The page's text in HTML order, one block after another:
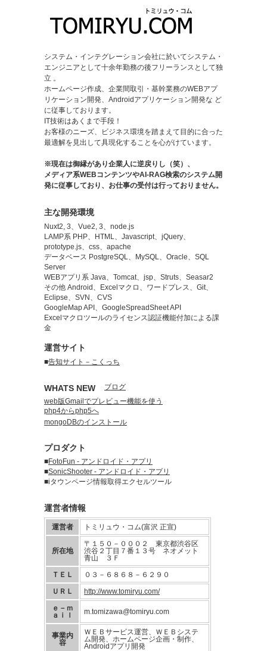
システム・インテグレーション会社に於いてシステム・
エンジニアとして十余年勤務の後フリーランスとして独
立 。
ホームページ作成、企業間取引・基幹業務のWEBアプ
リケーション開発、Androidアプリケーション開発な ど
に従事しております。
IT技術はあくまで手段！
お客様のニーズ、ビジネス環境を踏まえて目的に合った
最適解を見出して具現化することを心がけています。
※現在は御縁があり企業人に逆戻りし（笑）、
メディア系WEBコンテンツやAI-RAG検索のシステム開
発に従事しており、お仕事の受付は行っておりません。
主な開発環境
Nuxt2, 3、Vue2, 3、node.js
LAMP系 PHP、HTML、Javascript、jQuery、
prototype.js、css、apache
データベース PostgreSQL、MySQL、Oracle、SQL
Server
WEBアプリ系 Java、Tomcat、jsp、Struts、Seasar2
その他 Android、Excelマクロ、ワードプレス、Git、
Eclipse、SVN、CVS
GoogleMap API、GoogleSpreadSheet API
Excelマクロツールのライセンス認証機能付加による課
金
運営サイト
■告知サイト－こくっち
WHATS NEW
ブログ
web版Gmailでプレビュー機能を使う
php4からphp5へ
mongoDBのインストール
プロダクト
■FotoFun - アンドロイド・アプリ
■SonicShooter - アンドロイド・アプリ
■iタウンページ情報取得エクセルツール
運営者情報
運営者 トミリュウ・コム(富沢 正宣)
所在地
〒１５０－０００２ 東京都渋谷区
渋谷２丁目７番１３号 ネオメット
青山 ３Ｆ
ＴＥＬ
０３－６８６８－６２９０
ＵＲＬ
http://www.tomiryu.com/
ｅ－ｍ
ａｉｌ
m.tomizawa@tomiryu.com
事業内
容
ＷＥＢサービス運営、ＷＥＢシステ
ム開発、ホームページ企画・制作、
Androidアプリ開発